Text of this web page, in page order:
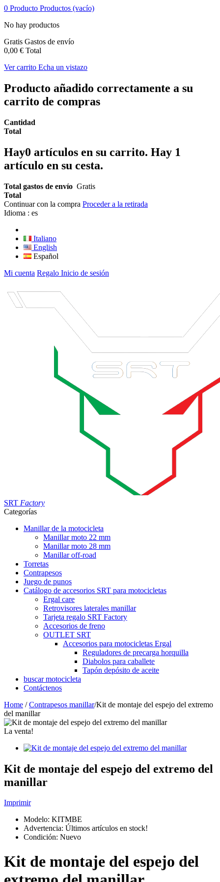
0 Producto Productos (vacío)
No hay productos
Gratis Gastos de envío
0,00 € Total
Ver carrito Echa un vistazo
Producto añadido correctamente a su
carrito de compras
Cantidad
Total
Hay0 artículos en su carrito. Hay 1
artículo en su cesta.
Total gastos de envío Gratis
Total
Continuar con la compra Proceder a la retirada
Idioma : es
Italiano
English
Español
Mi cuenta Regalo Inicio de sesión
SRT Factory
Categorías
Manillar de la motocicleta
Manillar moto 22 mm
Manillar moto 28 mm
Manillar off-road
Torretas
Contrapesos
Juego de punos
Catálogo de accesorios SRT para motocicletas
Ergal care
Retrovisores laterales manillar
Tarjeta regalo SRT Factory
Accesorios de freno
OUTLET SRT
Accesorios para motocicletas Ergal
Reguladores de precarga horquilla
Diabolos para caballete
Tapón depósito de aceite
buscar motocicleta
Contáctenos
Home / Contrapesos manillar/Kit de montaje del espejo del extremo
del manillar
La venta!
Kit de montaje del espejo del extremo del
manillar
Imprimir
Modelo: KITMBE
Advertencia: Últimos artículos en stock!
Condición: Nuevo
Kit de montaje del espejo del